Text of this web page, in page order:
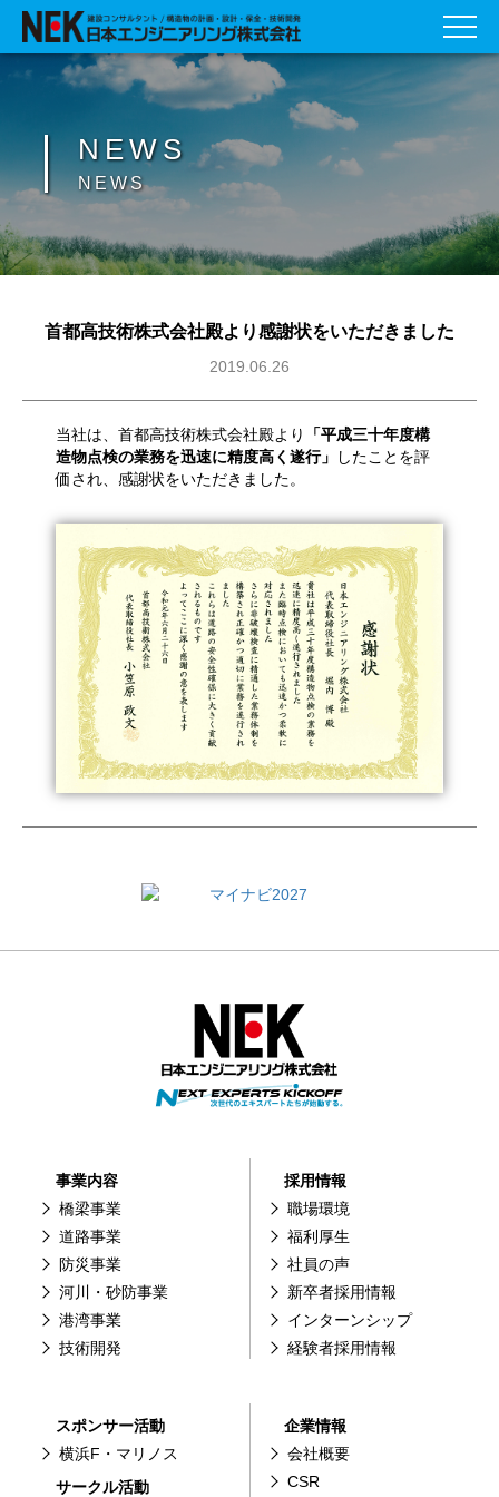
NEWS
NEWS
首都高技術株式会社殿より感謝状をいただきました
2019.06.26
当社は、首都高技術株式会社殿より
「平成三十年度構
造物点検の業務を迅速に精度高く遂行」
したことを評
価され、感謝状をいただきました。
事業内容
橋梁事業
道路事業
防災事業
河川・砂防事業
港湾事業
技術開発
採用情報
職場環境
福利厚生
社員の声
新卒者採用情報
インターンシップ
経験者採用情報
スポンサー活動
横浜F・マリノス
サークル活動
企業情報
会社概要
CSR